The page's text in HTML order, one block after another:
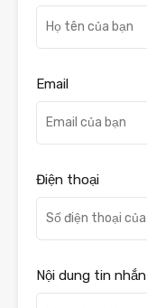
Email
Điện thoại
Nội dung tin nhắn